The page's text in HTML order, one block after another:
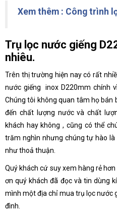
Xem thêm : Công trình
Trụ lọc nước giếng
nhiêu.
Trên thị trường hiện nay có rất
nước giếng inox D220mm chính
Chúng tôi không quan tâm họ bán
đến chất lượng nước và chất
khách hay không , cũng có thể
trăm nghìn nhưng chúng tự hào
như thoả thuận.
Quý khách cứ suy xem hàng rẻ
ơn quý khách đã đọc và tin dùng
mình một địa chỉ mua trụ lọc nước
đình.